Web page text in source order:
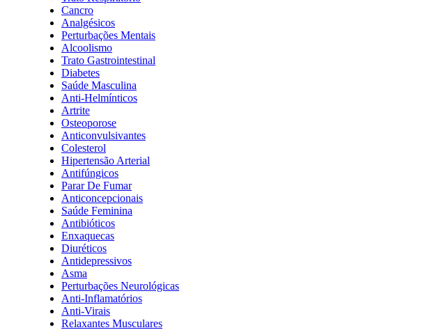
Cancro
Analgésicos
Perturbações Mentais
Alcoolismo
Trato Gastrointestinal
Diabetes
Saúde Masculina
Anti-Helmínticos
Artrite
Osteoporose
Anticonvulsivantes
Colesterol
Hipertensão Arterial
Antifúngicos
Parar De Fumar
Anticoncepcionais
Saúde Feminina
Antibióticos
Enxaquecas
Diuréticos
Antidepressivos
Asma
Perturbações Neurológicas
Anti-Inflamatórios
Anti-Virais
Relaxantes Musculares